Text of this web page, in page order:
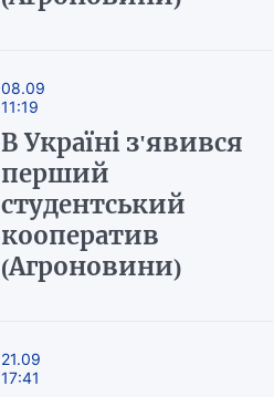
08.09
11:19
В Україні з'явився
перший
студентський
кооператив
(Агроновини)
21.09
17:41